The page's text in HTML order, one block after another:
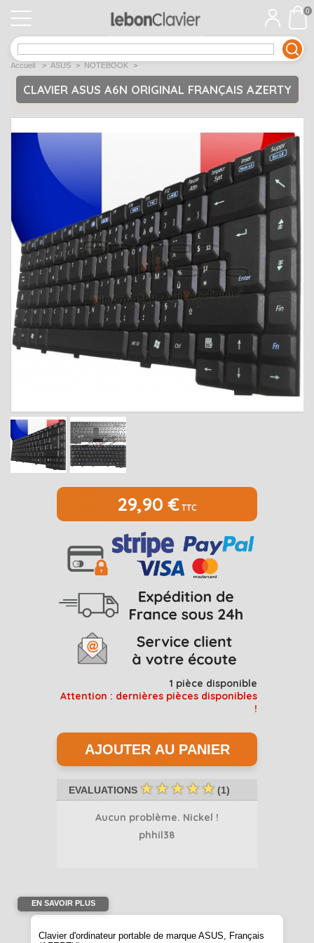
APPLE 1
Open submenu
ACER 12
Open submenu
Déstockage 5
Open submenu
Open submenu
FUJITSU SIEMENS Open submenu
HP 17
Open submenu
LENOVO 10
Open submenu
MEDION Open submenu
Open submenu
4
Open submenu
RAZER
SAMSUNG
Open submenu
0
Accueil > ASUS > NOTEBOOK >
CLAVIER ASUS A6N ORIGINAL FRANÇAIS AZERTY
29,90 € TTC
1 pièce disponible
Attention : dernières pièces disponibles
!
EVALUATIONS ☆☆☆☆☆ (1)
Aucun problème. Nickel !
phhil38
EN SAVOIR PLUS
Clavier d'ordinateur portable de marque ASUS, Français